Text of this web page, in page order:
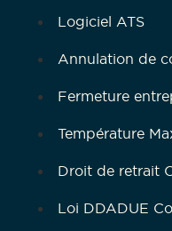
Logiciel ATS
Annulation de
Fermeture
Température
Droit de retrait
Loi DDADUE